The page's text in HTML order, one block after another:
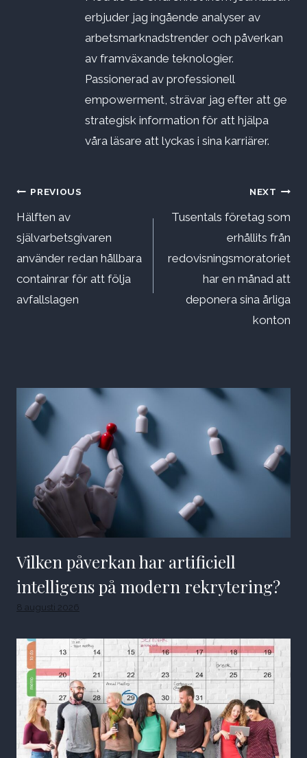
erbjuder jag ingående analyser av
arbetsmarknadstrender och påverkan
av framväxande teknologier.
Passionerad av professionell
empowerment, strävar jag efter att ge
strategisk information för att hjälpa
våra läsare att lyckas i sina karriärer.
Inläggsnavigering
PREVIOUS
Hälften av
självarbetsgivaren
använder redan hållbara
containrar för att följa
avfallslagen
NEXT
Tusentals företag som
erhållits från
redovisningsmoratoriet
har en månad att
deponera sina årliga
konton
Vilken påverkan har artificiell
intelligens på modern rekrytering?
8 augusti 2026